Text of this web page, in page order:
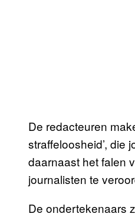
De redacteuren
straffeloosheid’, die
daarnaast het falen
journalisten te
De ondertekenaars